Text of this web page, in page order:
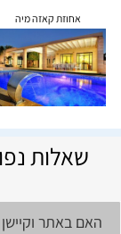
אחוזת קאזה מיה
שאלות
האם באתר